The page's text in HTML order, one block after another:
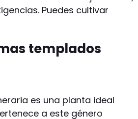
Puedes cultivar
templados
es una planta ideal
a este género